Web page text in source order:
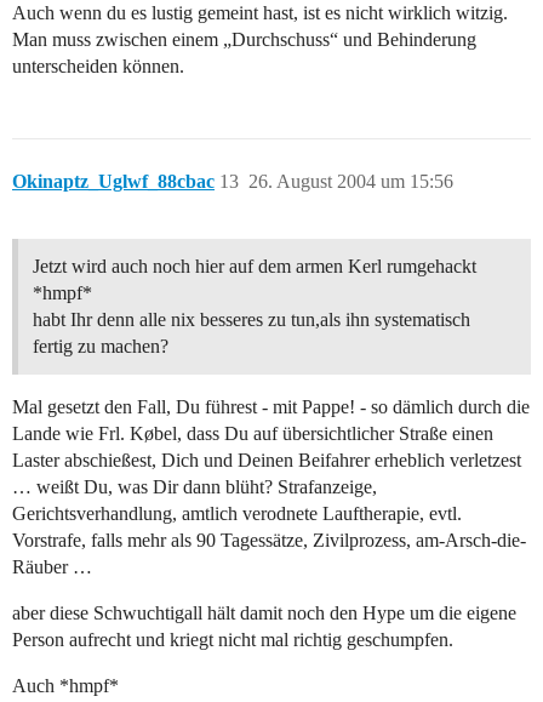
Auch wenn du es lustig gemeint hast, ist es nicht wirklich witzig.
Man muss zwischen einem „Durchschuss“ und Behinderung
unterscheiden können.
Okinaptz_Uglwf_88cbac 26. August 2004 um 15:56
13
Jetzt wird auch noch hier auf dem armen Kerl rumgehackt
*hmpf*
habt Ihr denn alle nix besseres zu tun,als ihn systematisch
fertig zu machen?
Mal gesetzt den Fall, Du führest - mit Pappe! - so dämlich durch die
Lande wie Frl. Købel, dass Du auf übersichtlicher Straße einen
Laster abschießest, Dich und Deinen Beifahrer erheblich verletzest
… weißt Du, was Dir dann blüht? Strafanzeige,
Gerichtsverhandlung, amtlich verodnete Lauftherapie, evtl.
Vorstrafe, falls mehr als 90 Tagessätze, Zivilprozess, am-Arsch-die-
Räuber …
aber diese Schwuchtigall hält damit noch den Hype um die eigene
Person aufrecht und kriegt nicht mal richtig geschumpfen.
Auch *hmpf*